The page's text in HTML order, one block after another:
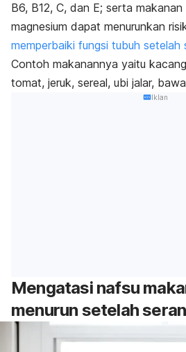
B6, B12, C, dan E; serta
magnesium dapat menurunkan
memperbaiki fungsi tubuh setelah
Contoh makanannya yaitu
tomat, jeruk, sereal, ubi jalar,
Iklan
Mengatasi nafsu
menurun setelah